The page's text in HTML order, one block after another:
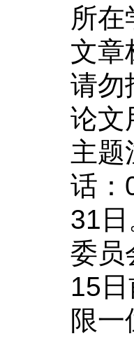
所
文章
请勿
论文
主题
话：
31
委员
15
限